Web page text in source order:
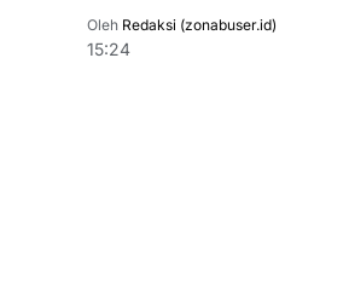
Oleh Redaksi (zonabuser.id)
15:24